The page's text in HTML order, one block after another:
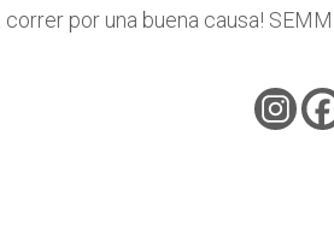
correr por una buena causa!